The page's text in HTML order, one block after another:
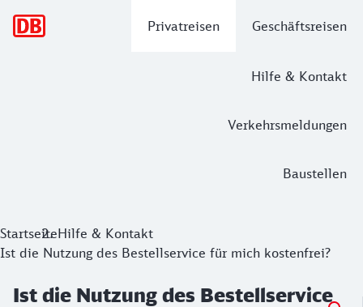
Privatreisen Geschäftsreisen
Hilfe & Kontakt
Verkehrsmeldungen
Baustellen
StartseiteHilfe & Kontakt
Ist die Nutzung des Bestellservice für mich kostenfrei?
Ist die Nutzung des Bestellservice